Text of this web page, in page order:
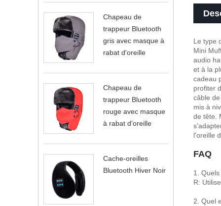
Chapeau de
trappeur Bluetooth
gris avec masque à
rabat d'oreille
Chapeau de
trappeur Bluetooth
rouge avec masque
à rabat d'oreille
Cache-oreilles
Bluetooth Hiver Noir
Le type
Mini
audio
et à la
cadeau
profiter
câble
mis à
de tête.
l'oreille
FAQ
1.
R:
2. Quel